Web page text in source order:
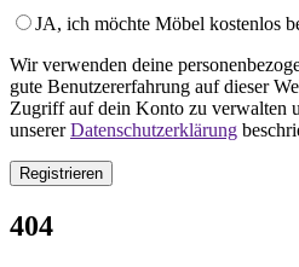
JA, ich möchte Möbel kostenlos
Wir verwenden deine
gute Benutzererfahrung auf dieser
Zugriff auf dein Konto zu verwalten
unsererDatenschutzerklärung
Registrieren
404